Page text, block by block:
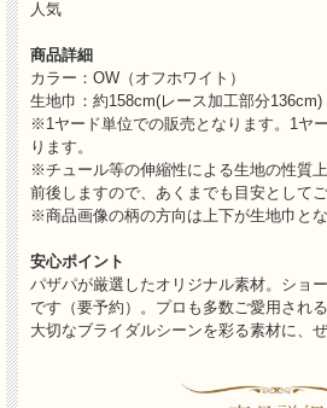
人気
商品詳細
カラー：OW（オフホワイト）
生地巾： 約158cm(レース加工部分136cm)
※1ヤード単位での販売となります。1ヤ
ります。
※チュール等の伸縮性による生地の性質
前後しますので、あくまでも目安としてご
※商品画像の柄の方向は上下が生地巾とな
安心ポイント
パザパが厳選したオリジナル素材。ショ
です（要予約）。プロも多数ご愛用され
大切なブライダルシーンを彩る素材に、